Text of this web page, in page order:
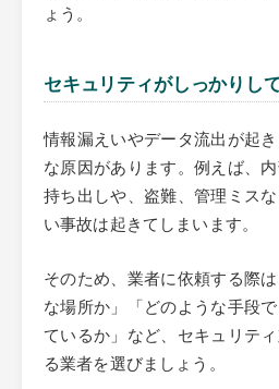
ょう。
セキュリティがしっかりし
情報漏えいやデータ流出が起
な原因があります。例えば、
持ち出しや、盗難、管理ミス
い事故は起きてしまいます。
そのため、業者に依頼する際
な場所か」「どのような手段
ているか」など、セキュリテ
る業者を選びましょう。